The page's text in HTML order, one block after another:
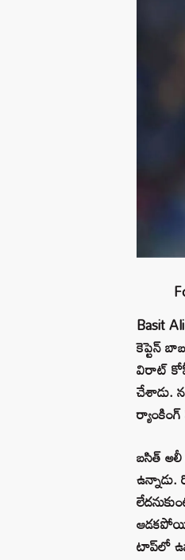
Basit
కెప్టెన్
విరాట్
చేశాడు.
బసిత్
టాప్‌లో